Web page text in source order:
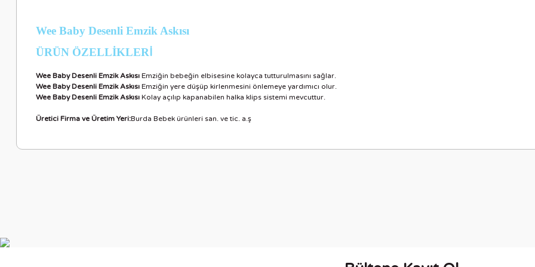
Wee Baby Desenli Emzik Askısı
ÜRÜN ÖZELLİKLER İ
Wee Baby Desenli Emzik Askısı Emziğin bebeğin elbisesine kolayca tutturulmasını sağlar.
Wee Baby Desenli Emzik Askısı Emziğin yere düşüp kirlenmesini önlemeye yardımıcı olur.
Wee Baby Desenli Emzik Askısı Kolay açılıp kapanabilen halka klips sistemi mevcuttur.
Üretici Firma ve Üretim Yeri:Burda Bebek ürünleri san. ve tic. a.ş